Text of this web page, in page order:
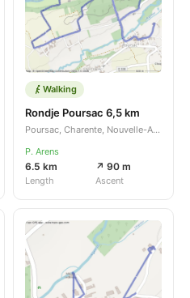
Walking
Rondje Poursac 6,5 km
Poursac, Charente, Nouvelle-Aquitaine, FR
P. Arens
6.5 km
Length
↗ 90 m
Ascent